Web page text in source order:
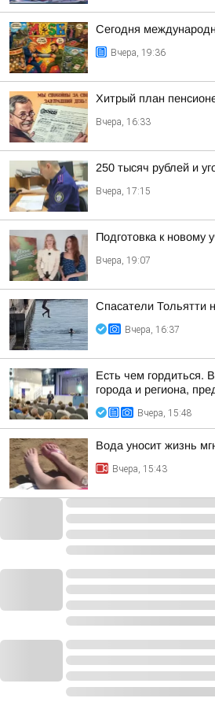
Сегодня
Вчера, 19:36
Хитрый план
Вчера, 16:33
250 тысяч рублей и
Вчера, 17:15
Подготовка к новому
Вчера, 19:07
Спасатели Тольятти
Вчера, 16:37
Есть чем гордиться.
города и региона,
Вчера, 15:48
Вода уносит жизнь
Вчера, 15:43